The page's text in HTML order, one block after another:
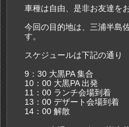
車種は自由、是非お友達を
今回の目的地は、三浦半島
す。
スケジュールは下記の通り
9：30 大黒PA 集合
10：00 大黒PA 出発
11：00 ランチ会場到着
13：00 デザート会場到着
14：00 解散